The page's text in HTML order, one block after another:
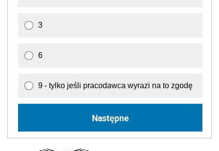
3
6
9 - tylko jeśli pracodawca wyrazi na to zgodę
Następne